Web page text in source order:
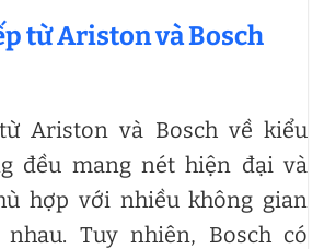
từ Ariston và Bosch
Ariston và Bosch về kiểu
đều mang nét hiện đại và
hợp với nhiều không gian
Tuy nhiên, Bosch có